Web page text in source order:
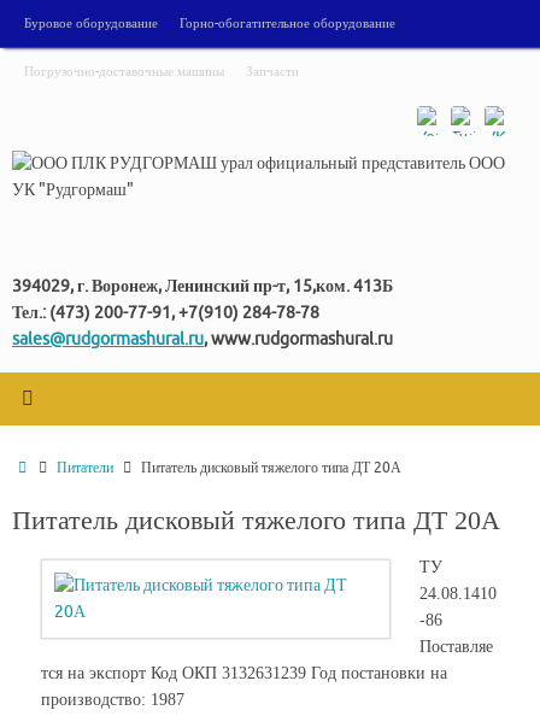
содержимому
Буровое оборудование Горно-обогатительное оборудование
Погрузочно-доставочные машины Запчасти
394029, г. Воронеж, Ленинский пр-т, 15,ком. 413Б
Тел.: (473) 200-77-91, +7(910) 284-78-78
sales@rudgormashural.ru, www.rudgormashural.ru
Главная
Питатели Питатель дисковый тяжелого типа ДТ 20А
Питатель дисковый тяжелого типа ДТ 20А
ТУ
24.08.1410
-86
Поставляе
тся на экспорт Код ОКП 3132631239 Год постановки на
производство: 1987